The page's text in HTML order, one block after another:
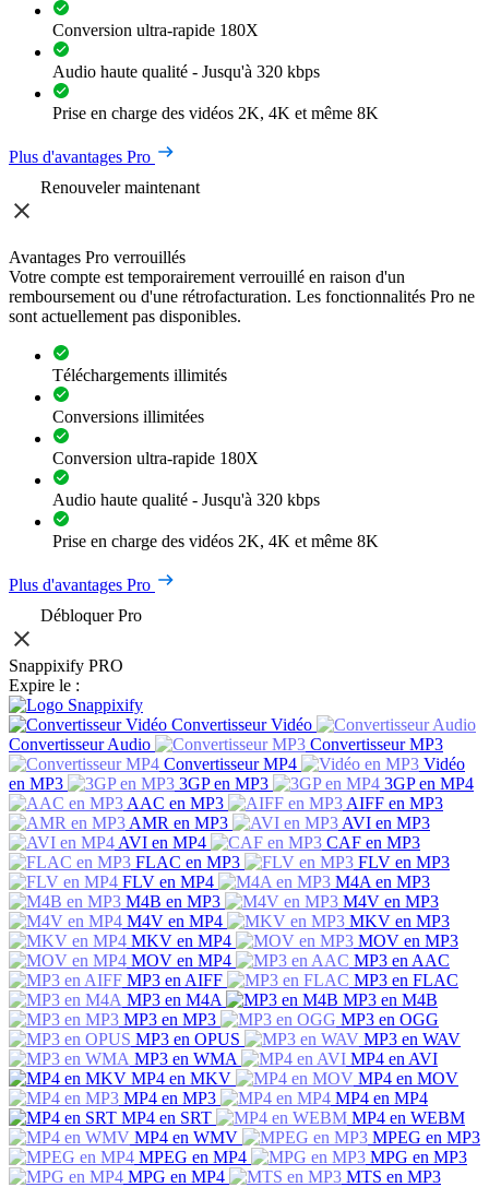
Conversion ultra-rapide 180X
Audio haute qualité - Jusqu'à 320 kbps
Prise en charge des vidéos 2K, 4K et même 8K
Plus d'avantages Pro
Renouveler maintenant
Avantages Pro verrouillés
Votre compte est temporairement verrouillé en raison d'un
remboursement ou d'une rétrofacturation. Les fonctionnalités Pro ne
sont actuellement pas disponibles.
Téléchargements illimités
Conversions illimitées
Conversion ultra-rapide 180X
Audio haute qualité - Jusqu'à 320 kbps
Prise en charge des vidéos 2K, 4K et même 8K
Plus d'avantages Pro
Débloquer Pro
Snappixify PRO
Expire le :
Convertisseur Vidéo
Convertisseur Audio
Convertisseur MP3
Convertisseur MP4
Vidéo
en MP3
3GP en MP3
3GP en MP4
AAC en MP3
AIFF en MP3
AMR en MP3
AVI en MP3
AVI en MP4
CAF en MP3
FLAC en MP3
FLV en MP3
FLV en MP4
M4A en MP3
M4B en MP3
M4V en MP3
M4V en MP4
MKV en MP3
MKV en MP4
MOV en MP3
MOV en MP4
MP3 en AAC
MP3 en AIFF
MP3 en FLAC
MP3 en M4A
MP3 en M4B
MP3 en MP3
MP3 en OGG
MP3 en OPUS
MP3 en WAV
MP3 en WMA
MP4 en AVI
MP4 en MKV
MP4 en MOV
MP4 en MP3
MP4 en MP4
MP4 en SRT
MP4 en WEBM
MP4 en WMV
MPEG en MP3
MPEG en MP4
MPG en MP3
MPG en MP4
MTS en MP3